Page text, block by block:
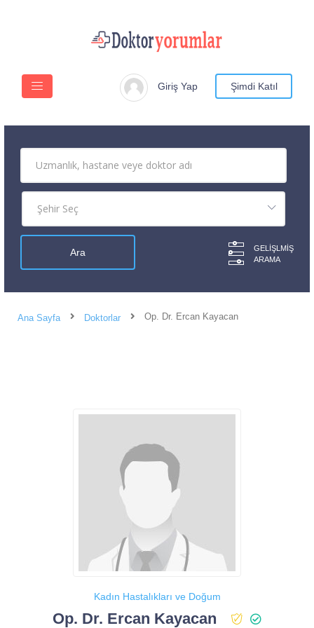
Giriş Yap Şimdi Katıl
GELIŞLMIŞ
ARAMA
Ana Sayfa Doktorlar Op. Dr. Ercan Kayacan
Kadın Hastalıkları ve Doğum
Op. Dr. Ercan Kayacan